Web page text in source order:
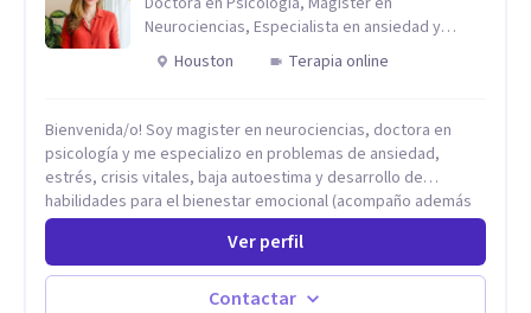
Neurociencias, Especialista en ansiedad y
mindfulness
Houston Terapia online
Bienvenida/o! Soy magister en neurociencias, doctora en
psicología y me especializo en problemas de ansiedad,
estrés, crisis vitales, baja autoestima y desarrollo de
habilidades para el bienestar emocional (acompaño además
problemáticas como la desregulación emocional, tendencias
perfeccionistas, liderazgo, problemas de sueño, depresión,
entre otras).
Ver perfil
Contactar